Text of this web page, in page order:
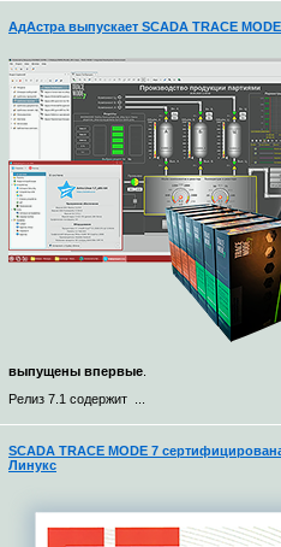
АдАстра выпускает SCADA TRACE
выпущены впервые
Релиз 7.1 содержит ...
SCADA TRACE MODE 7
Линукс